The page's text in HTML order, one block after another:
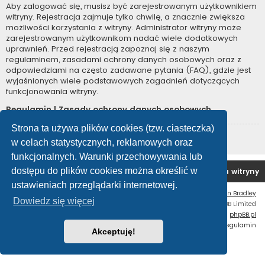
Strona ta używa plików cookies (tzw. ciasteczka)
w celach statystycznych, reklamowych oraz
funkcjonalnych. Warunki przechowywania lub
dostępu do plików cookies można określić w
ustawieniach przeglądarki internetowej.
Dowiedz się więcej
Akceptuję!
Aby zalogować się, musisz być zarejestrowanym użytkownikiem
witryny. Rejestracja zajmuje tylko chwilę, a znacznie zwiększa
możliwości korzystania z witryny. Administrator witryny może
zarejestrowanym użytkownikom nadać wiele dodatkowych
uprawnień. Przed rejestracją zapoznaj się z naszym
regulaminem, zasadami ochrony danych osobowych oraz z
odpowiedziami na często zadawane pytania (FAQ), gdzie jest
wyjaśnionych wiele podstawowych zagadnień dotyczących
funkcjonowania witryny.
Regulamin|Zasady ochrony danych osobowych
Zarejestruj się
Forum OC PL Strona główna Usuń ciasteczka witryny
Ian Bradley
Technologię dostarcza
® Forum Software © phpBB Limited
phpBB.pl
Regulamin